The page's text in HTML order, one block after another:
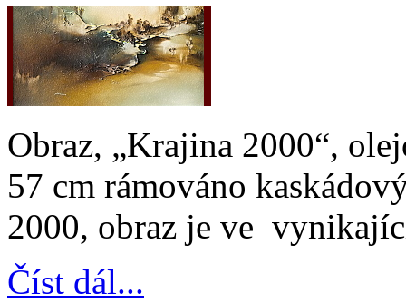
Obraz, „Krajina 2000“,
57 cm rámováno
2000, obraz je ve
Číst dál...